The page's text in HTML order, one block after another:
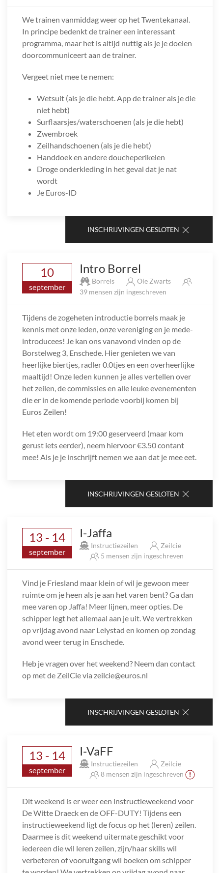
We trainen vanmiddag weer op het Twentekanaal.
In principe bedenkt de trainer een interessant
programma, maar het is altijd nuttig als je je doelen
doorcommuniceert aan de trainer.
Vergeet niet mee te nemen:
Wetsuit (als je die hebt. App de trainer als je die
niet hebt)
Surflaarsjes/waterschoenen (als je die hebt)
Zwembroek
Zeilhandschoenen (als je die hebt)
Handdoek en andere doucheperikelen
Droge onderkleding in het geval dat je nat
wordt
Je Euros-ID
INSCHRIJVINGEN GESLOTEN
10
september
Intro Borrel
Borrels
Ole Zwarts
39 mensen zijn ingeschreven
Tijdens de zogeheten introductie borrels maak je
kennis met onze leden, onze vereniging en je mede-
introducees! Je kan ons vanavond vinden op de
Borstelweg 3, Enschede. Hier genieten we van
heerlijke biertjes, radler 0.0tjes en een overheerlijke
maaltijd! Onze leden kunnen je alles vertellen over
het zeilen, de commissies en alle leuke evenementen
die er in de komende periode voorbij komen bij
Euros Zeilen!
Het eten wordt om 19:00 geserveerd (maar kom
gerust iets eerder), neem hiervoor €3.50 contant
mee! Als je je inschrijft nemen we aan dat je mee eet.
INSCHRIJVINGEN GESLOTEN
13 - 14
september
I-Jaffa
Instructiezeilen
Zeilcie
5 mensen zijn ingeschreven
Vind je Friesland maar klein of wil je gewoon meer
ruimte om je heen als je aan het varen bent? Ga dan
mee varen op Jaffa! Meer lijnen, meer opties. De
schipper legt het allemaal aan je uit. We vertrekken
op vrijdag avond naar Lelystad en komen op zondag
avond weer terug in Enschede.
Heb je vragen over het weekend? Neem dan contact
op met de ZeilCie via zeilcie@euros.nl
INSCHRIJVINGEN GESLOTEN
13 - 14
september
I-VaFF
Instructiezeilen
Zeilcie
8 mensen zijn ingeschreven
Dit weekend is er weer een instructieweekend voor
De Witte Draeck en de OFF-DUTY! Tijdens een
instructieweekend ligt de focus op het (leren) zeilen.
Daarmee is dit weekend uitermate geschikt voor
iedereen die wil leren zeilen, zijn/haar skills wil
verbeteren of vooruitgang wil boeken om schipper